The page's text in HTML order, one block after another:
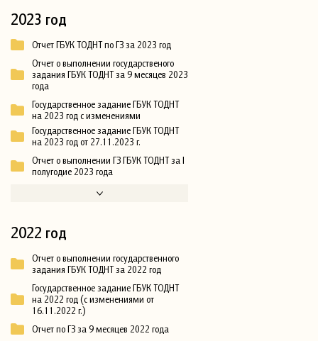
2023 год
Отчет ГБУК ТОДНТ по ГЗ за 2023 год
Отчет о выполнении государственого
задания ГБУК ТОДНТ за 9 месяцев 2023
года
Государственное задание ГБУК ТОДНТ
на 2023 год с изменениями
Государственное задание ГБУК ТОДНТ
на 2023 год от 27.11.2023 г.
Отчет о выполнении ГЗ ГБУК ТОДНТ за I
полугодие 2023 года
2022 год
Отчет о выполнении государственного
задания ГБУК ТОДНТ за 2022 год
Государственное задание ГБУК ТОДНТ
на 2022 год (с изменениями от
16.11.2022 г.)
Отчет по ГЗ за 9 месяцев 2022 года